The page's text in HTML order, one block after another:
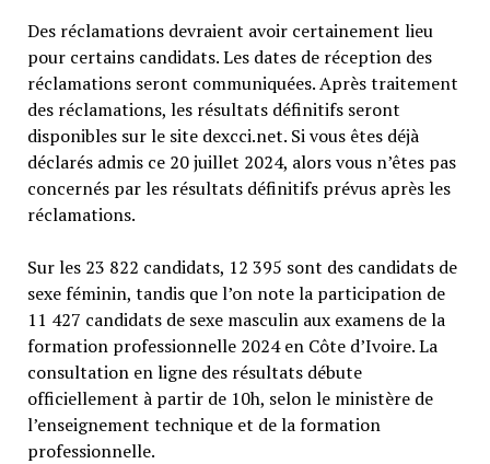
Des réclamations devraient avoir certainement lieu
pour certains candidats. Les dates de réception des
réclamations seront communiquées. Après traitement
des réclamations, les résultats définitifs seront
disponibles sur le site dexcci.net. Si vous êtes déjà
déclarés admis ce 20 juillet 2024, alors vous n’êtes pas
concernés par les résultats définitifs prévus après les
réclamations.
Sur les 23 822 candidats, 12 395 sont des candidats de
sexe féminin, tandis que l’on note la participation de
11 427 candidats de sexe masculin aux examens de la
formation professionnelle 2024 en Côte d’Ivoire. La
consultation en ligne des résultats débute
officiellement à partir de 10h, selon le ministère de
l’enseignement technique et de la formation
professionnelle.